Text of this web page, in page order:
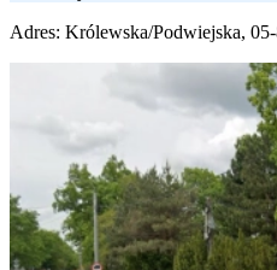
Adres: Królewska/Podwiejska,